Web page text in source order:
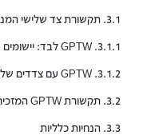
3.1. תקשורת צד שלישי המנצלת את GPTW
3.1.1. GPTW לבד: יישומים
3.1.2. GPTW עם צדדים שלישיים אחרים: יישומים
3.2. תקשורת GPTW המזכירה צד שלישי
3.3. הנחיות כלליות